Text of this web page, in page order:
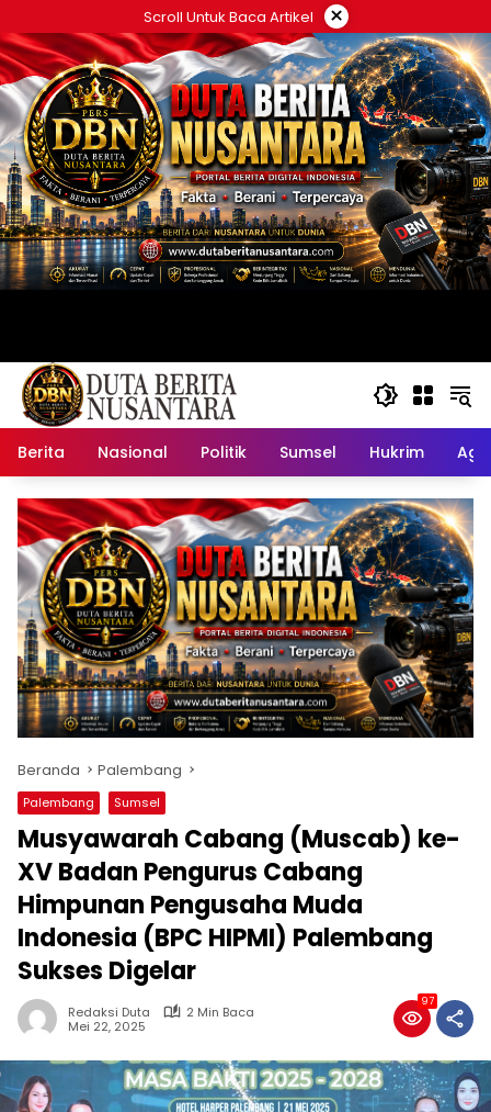
ke
konten
Scroll Untuk Baca Artikel ×
Berita Nasional Politik Sumsel Hukrim
Beranda Palembang
Palembang Sumsel
Musyawarah Cabang (Muscab) ke-
XV Badan Pengurus Cabang
Himpunan Pengusaha Muda
Indonesia (BPC HIPMI) Palembang
Sukses Digelar
Redaksi Duta
2 Min Baca
Mei 22, 2025
97